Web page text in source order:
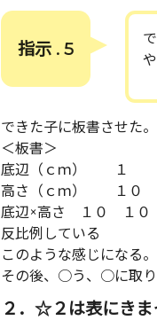
指示 . 5
できた子に板書させた。
＜板書＞
底辺（ｃｍ） １
高さ（ｃｍ） １０
底辺×高さ １０ １０
反比例している
このような感じになる
その後、○う、○に取り
２．☆２は表にきま